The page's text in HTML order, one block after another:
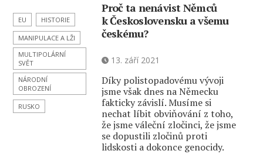
EU HISTORIE
MANIPULACE A LŽI
MULTIPOLÁRNÍ
SVĚT
NÁRODNÍ
OBROZENÍ
RUSKO
Proč ta nenávist Němců
k Československu a všemu
českému?
13. září 2021
Díky polistopadovému vývoji
jsme však dnes na Německu
fakticky závislí. Musíme si
nechat líbit obviňování z toho,
že jsme váleční zločinci, že jsme
se dopustili zločinů proti
lidskosti a dokonce genocidy.